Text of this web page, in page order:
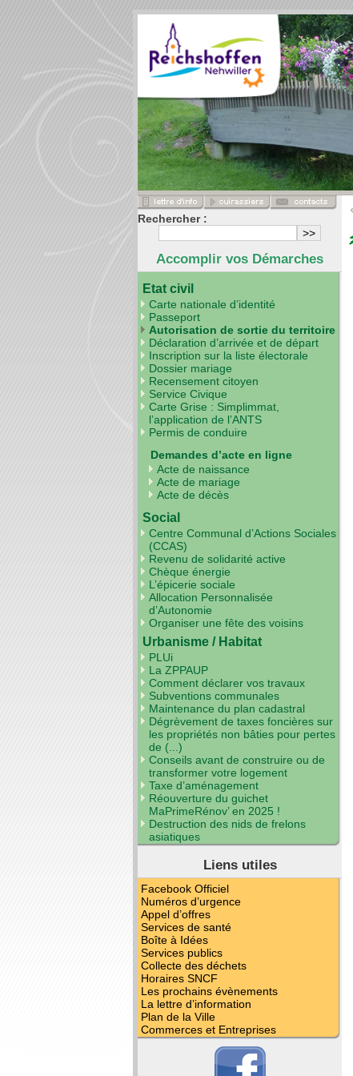
Rechercher :
Accomplir vos Démarches
Etat civil
Carte nationale d’identité
Passeport
Autorisation de sortie du territoire
Déclaration d’arrivée et de départ
Inscription sur la liste électorale
Dossier mariage
Recensement citoyen
Service Civique
Carte Grise : Simplimmat,
l’application de l’ANTS
Permis de conduire
Demandes d’acte en ligne
Acte de naissance
Acte de mariage
Acte de décès
Social
Centre Communal d’Actions Sociales
(CCAS)
Revenu de solidarité active
Chèque énergie
L’épicerie sociale
Allocation Personnalisée
d’Autonomie
Organiser une fête des voisins
Urbanisme / Habitat
PLUi
La ZPPAUP
Comment déclarer vos travaux
Subventions communales
Maintenance du plan cadastral
Dégrèvement de taxes foncières sur
les propriétés non bâties pour pertes
de (...)
Conseils avant de construire ou de
transformer votre logement
Taxe d’aménagement
Réouverture du guichet
MaPrimeRénov’ en 2025 !
Destruction des nids de frelons
asiatiques
Liens utiles
Facebook Officiel
Numéros d’urgence
Appel d’offres
Services de santé
Boîte à Idées
Services publics
Collecte des déchets
Horaires SNCF
Les prochains évènements
La lettre d’information
Plan de la Ville
Commerces et Entreprises